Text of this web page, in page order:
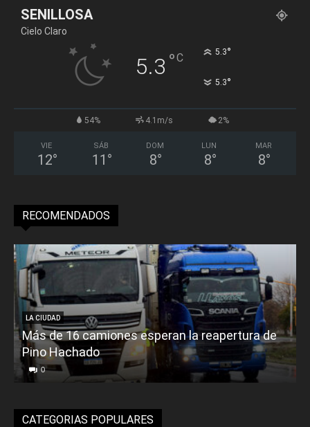
SENILLOSA
Cielo Claro
5.3 °C 5.3°
5.3°
54% 4.1m/s 2%
VIE
12°
SÁB
11 °
DOM
8°
LUN
8°
MAR
8°
RECOMENDADOS
LA CIUDAD
Más de 16 camiones esperan la reapertura de
Pino Hachado
0
CATEGORIAS POPULARES